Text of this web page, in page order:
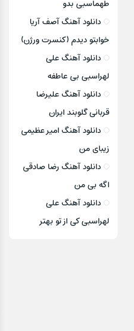
طهماسبی بدو
دانلود آهنگ آصف آریا
خوابتو دیدم (کنسرت ورژن)
دانلود آهنگ علی
لهراسبی بی عاطفه
دانلود آهنگ علیرضا
قربانی گلوبند ایران
دانلود آهنگ امیر عظیمی
زیبای من
دانلود آهنگ رضا صادقی
اگه بی من
دانلود آهنگ علی
لهراسبی کی از تو ‌بهتر